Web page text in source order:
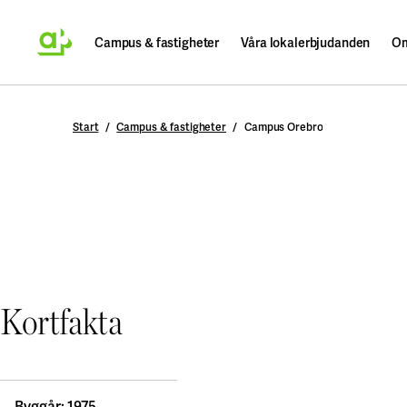
Campus & fastigheter Våra lokalerbjudanden
Sök
Start Campus & fastigheter Campus Örebro
Kortfakta